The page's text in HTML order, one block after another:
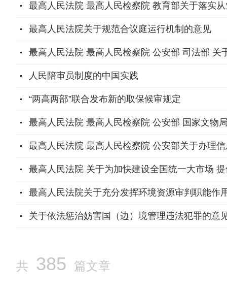
最高人民法院 最高人民检察院 教育部关于落实
最高人民法院关于规范合议庭运行机制的意见
最高人民法院 最高人民检察院 公安部 司法部
人民陪审员制度的中国实践
“两高两部”联合发布新的取保候审规定
最高人民法院 最高人民检察院 公安部 国家文物
最高人民法院 最高人民检察院 公安部关于办理
最高人民法院 关于为加快建设全国统一大市场
最高人民法院关于充分发挥环境资源审判职能作
关于依法惩治妨害国（边）境管理违法犯罪的意
共 385 篇文章